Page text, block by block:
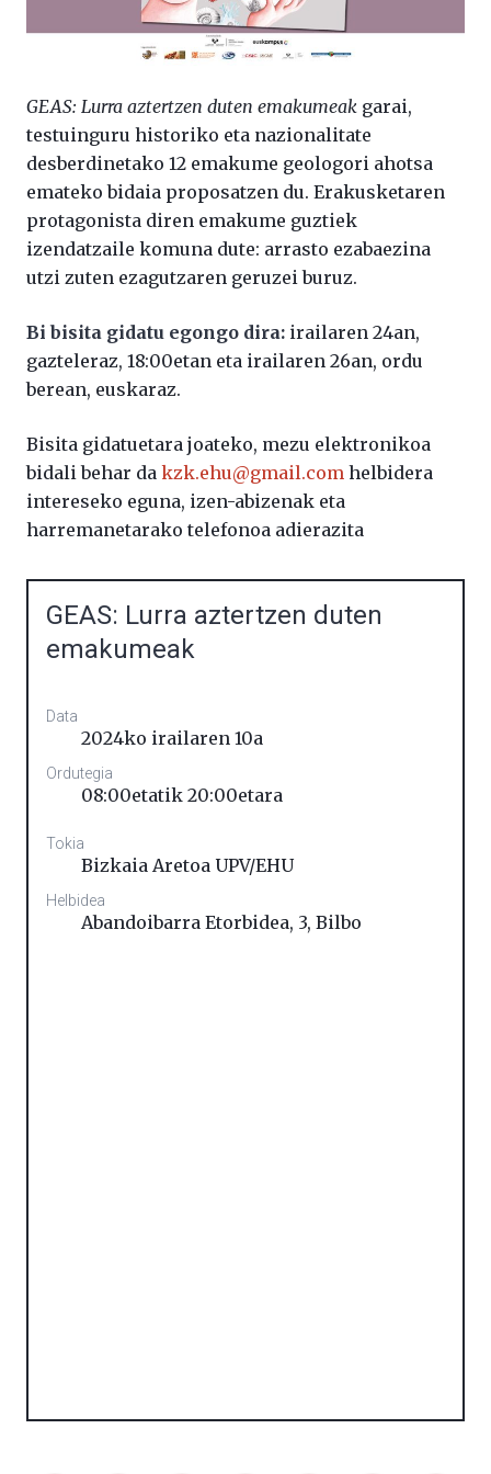
GEAS: Lurra aztertzen duten emakumeak garai,
testuinguru historiko eta nazionalitate
desberdinetako 12 emakume geologori ahotsa
emateko bidaia proposatzen du. Erakusketaren
protagonista diren emakume guztiek
izendatzaile komuna dute: arrasto ezabaezina
utzi zuten ezagutzaren geruzei buruz.
Bi bisita gidatu egongo dira: irailaren 24an,
gazteleraz, 18:00etan eta irailaren 26an, ordu
berean, euskaraz.
Bisita gidatuetara joateko, mezu elektronikoa
bidali behar da kzk.ehu@gmail.com helbidera
intereseko eguna, izen-abizenak eta
harremanetarako telefonoa adierazita
GEAS: Lurra aztertzen duten
emakumeak
Data
2024ko irailaren 10a
Ordutegia
08:00etatik 20:00etara
Tokia
Bizkaia Aretoa UPV/EHU
Helbidea
Abandoibarra Etorbidea, 3, Bilbo